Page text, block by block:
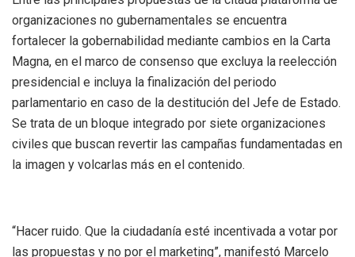
organizaciones no gubernamentales se encuentra
fortalecer la gobernabilidad mediante cambios en la Carta
Magna, en el marco de consenso que excluya la reelección
presidencial e incluya la finalización del periodo
parlamentario en caso de la destitución del Jefe de Estado.
Se trata de un bloque integrado por siete organizaciones
civiles que buscan revertir las campañas fundamentadas en
la imagen y volcarlas más en el contenido.
“Hacer ruido. Que la ciudadanía esté incentivada a votar por
las propuestas y no por el marketing”, manifestó Marcelo